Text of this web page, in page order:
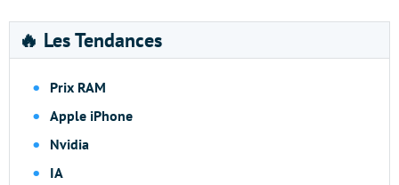
🔥 Les Tendances
Prix RAM
Apple iPhone
Nvidia
IA